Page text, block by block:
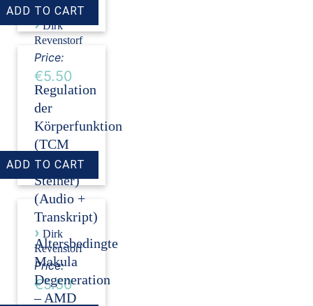
Transkript)
› Dirk
Revenstorf
Price:
€5.50
Regulation
der
Körperfunktion
(TCM
nach S.
Steiner)
(Audio +
Transkript)
› Dirk
Revenstorf
Price:
€5.50
Altersbedingte
Makula
Degeneration
– AMD